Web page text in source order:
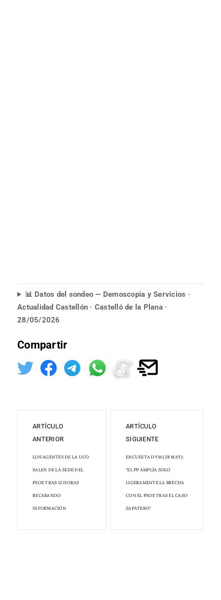
📊 Datos del sondeo — Demoscopia y Servicios ·
Actualidad Castellón · Castelló de la Plana ·
28/05/2026
Compartir
ARTÍCULO
ANTERIOR
LOS AGENTES DE LA UCO
SALEN DE LA SEDE DEL
PSOE TRAS 12 HORAS
RECABANDO
INFORMACIÓN
ARTÍCULO
SIGUIENTE
ENCUESTA DYM (28 MAY):
"EL PP AMPLÍA SOLO
LIGERAMENTE LA BRECHA
CON EL PSOE TRAS EL CASO
ZAPATERO"